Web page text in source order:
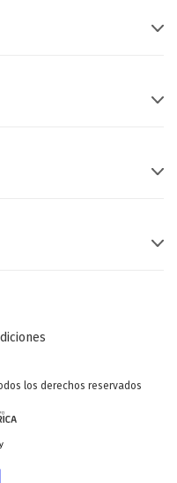
los derechos reservados